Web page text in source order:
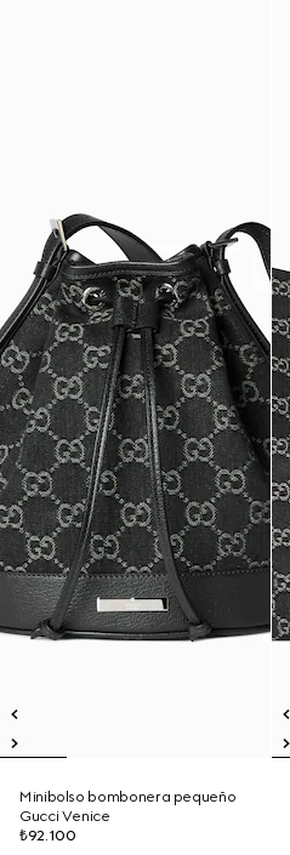
Minibolso bombonera pequeño
Gucci Venice
₺92.100